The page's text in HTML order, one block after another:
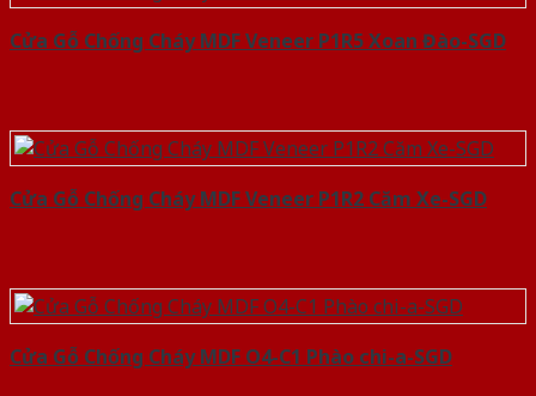
Cửa Gỗ Chống Cháy MDF Veneer P1R5 Xoan Đào-SGD
Cửa Gỗ Chống Cháy MDF Veneer P1R2 Căm Xe-SGD
Cửa Gỗ Chống Cháy MDF O4-C1 Phào chi-a-SGD